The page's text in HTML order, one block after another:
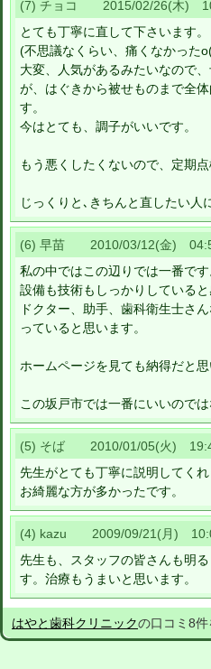
(7) チョコ 2015/02/26(木)
とても丁寧に直して下さいます。
(不思議なくらい、痛くなかった
大変、人気があるみたいなので
が、はぐきから被せものまで全
す。
今はとても、調子がいいです。
もう悪くしたくないので、定期点
じっくりと､きちんと直したい人
(6) 早苗 2010/03/12(金)
私の中ではこの辺りでは一番です
設備も技術もしっかりしていると
ドクター、助手、歯科衛生士さ
っていると思います。
ホームページを見ても納得だと思
この坂戸市では一番にいいので
(5) そば 2010/01/05(火)
先生がとても丁寧に説明してく
お綺麗な方が多かったです。
(4) kazu 2009/09/21(月)
先生も、スタッフの皆さんも明
す。治療もうまいと思います。
はやと歯科クリニックの口コミ8